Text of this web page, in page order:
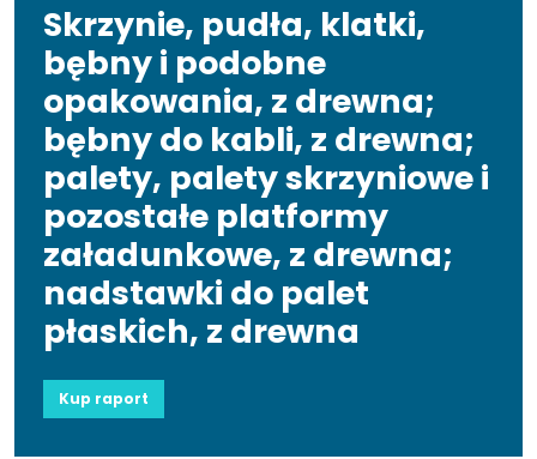
Skrzynie, pudła, klatki,
bębny i podobne
opakowania, z drewna;
bębny do kabli, z drewna;
palety, palety skrzyniowe i
pozostałe platformy
załadunkowe, z drewna;
nadstawki do palet
płaskich, z drewna
Kup raport